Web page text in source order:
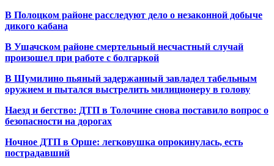
В Полоцком районе расследуют дело о незаконной добыче
дикого кабана
В Ушачском районе смертельный несчастный случай
произошел при работе с болгаркой
В Шумилино пьяный задержанный завладел табельным
оружием и пытался выстрелить милиционеру в голову
Наезд и бегство: ДТП в Толочине снова поставило вопрос о
безопасности на дорогах
Ночное ДТП в Орше: легковушка опрокинулась, есть
пострадавший